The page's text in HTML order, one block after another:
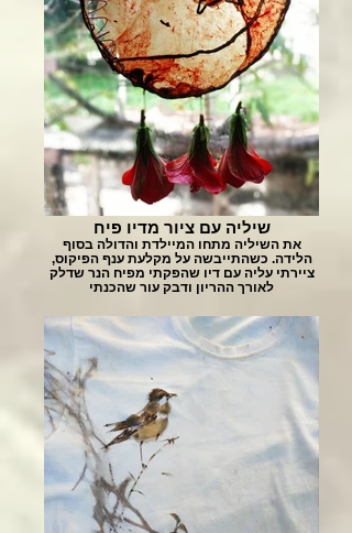
שיליה עם ציור מדיו פיח
את השיליה מתחו המיילדת והדולה בסוף
הלידה. כשהתייבשה על מקלעת ענף הפיקוס,
ציירתי עליה עם דיו שהפקתי מפיח הנר שדלק
לאורך ההריון ודבק עור שהכנתי